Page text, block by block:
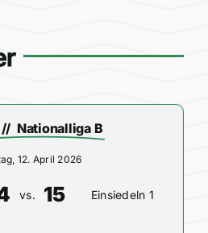
// Nationalliga B
12. April 2026
vs. 15 Einsiedeln 1